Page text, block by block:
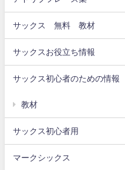
サックス 無料 教材
サックスお役立ち情報
サックス初心者のための情報
教材
サックス初心者用
マークシックス